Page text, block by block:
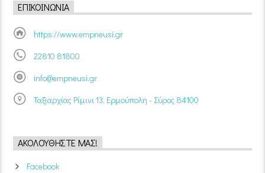
ΕΠΙΚΟΙΝΩΝΊΑ
https://www.empneusi.gr
22810 81800
info@empneusi.gr
Ταξιαρχίας Ρίμινι 13, Ερμούπολη - Σύρος 84100
ΑΚΟΛΟΥΘΉΣΤΕ ΜΑΣ!
Facebook